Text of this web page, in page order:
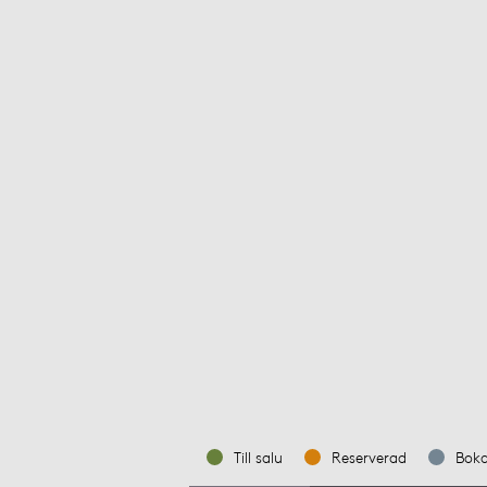
Till salu Reserverad